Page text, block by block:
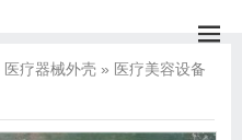
医疗器械外壳 » 医疗美容设备